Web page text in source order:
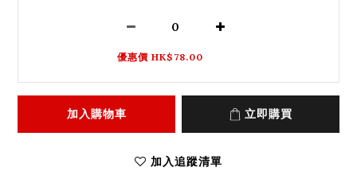
優惠價 HK$78.00
加入購物車 立即購買
加入追蹤清單